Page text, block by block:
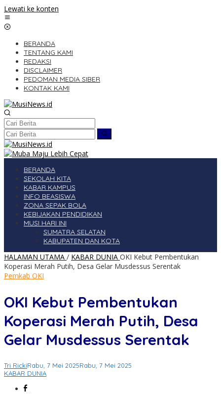
Lewati ke konten
BERANDA
TENTANG KAMI
REDAKSI
DISCLAIMER
PEDOMAN MEDIA SIBER
KONTAK KAMI
BERANDA
SEKOLAH KITA
KABAR KAMPUS
INFO BEASISWA
ZONA SEPAK BOLA
KEBIJAKAN PENDIDIKAN
MUSI HARI INI
SUMATRA SELATAN
KABUPATEN DAN KOTA
HALAMAN UTAMA / KABAR DUNIA OKI Kebut Pembentukan
Koperasi Merah Putih, Desa Gelar Musdessus Serentak
Pemkab OKI
OKI Kebut Pembentukan
Koperasi Merah Putih, Desa
Gelar Musdessus Serentak
Tri RickiRabu, 7 Mei 2025Rabu, 7 Mei 2025
KABAR DUNIA